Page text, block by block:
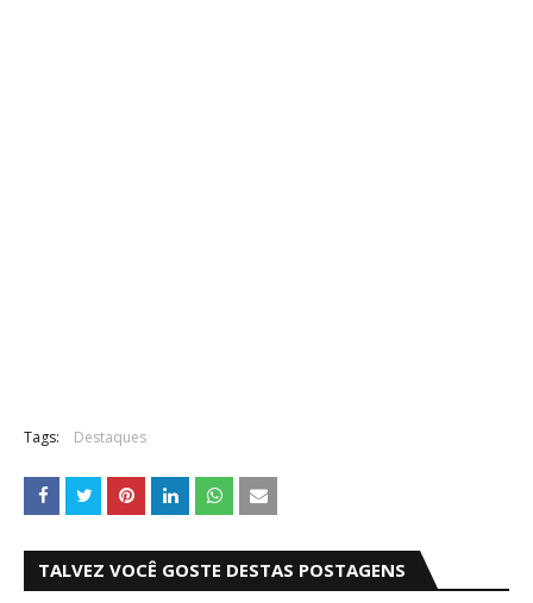
Tags: Destaques
TALVEZ VOCÊ GOSTE DESTAS POSTAGENS